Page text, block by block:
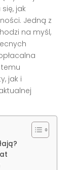
jak
Jedną z
na myśl,
temu
jak i